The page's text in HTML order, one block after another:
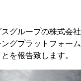
グループの株式会
グプラットフォー
を報告致します。